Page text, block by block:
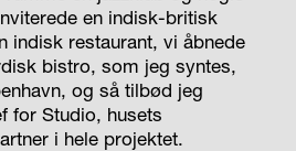
en indisk-britisk
indisk restaurant, vi åbnede
bistro, som jeg syntes,
og så tilbød jeg
for Studio, husets
i hele projektet.